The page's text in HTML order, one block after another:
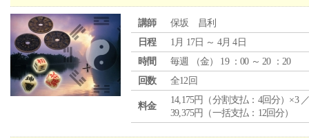
講師
保坂 昌利
日程
1月 17日 ～ 4月 4日
時間
毎週 （金） 19 ：00 ～ 20 ：20
回数
全12回
料金
14,175円（分割支払：4回分）×3
39,375円（一括支払：12回分）